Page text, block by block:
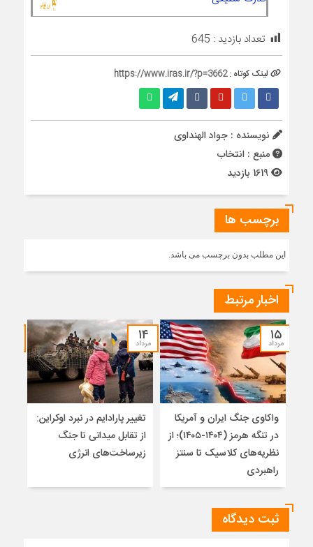
تعداد بازدید : 645
لینک کوتاه :https://www.iras.ir/?p=3662
نویسنده : جواد الهنداوی
منبع : انتخاب
برچسب ها
این مطلب بدون برچسب می باشد.
اخبار مرتبط
۱۵
مرداد
واکاوی جنگ ایران و آمریکا
در تنگه هرمز (۱۴۰۴-۱۴۰۵)؛ از
نظریه‌های کلاسیک تا سنتز
راهبردی
۱۴
مرداد
تغییر پارادایم در نبرد اوکراین:
از تقابل میدانی تا جنگ
زیرساخت‌های انرژی
ثبت دیدگاه